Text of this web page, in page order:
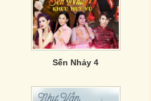
Sến Nhảy 4